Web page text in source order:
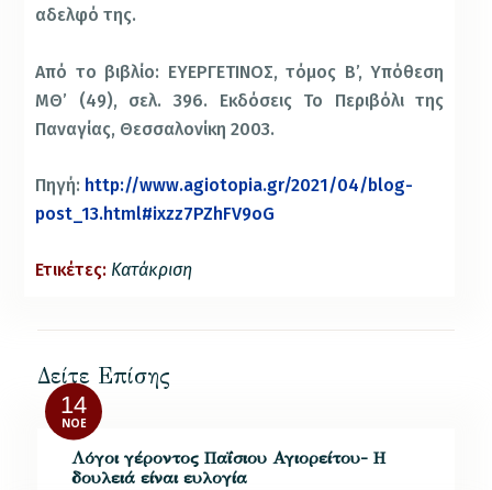
αδελφό της.
Από το βιβλίο: ΕΥΕΡΓΕΤΙΝΟΣ, τόμος Β’, Υπόθεση
ΜΘ’ (49), σελ. 396. Εκδόσεις Το Περιβόλι της
Παναγίας, Θεσσαλονίκη 2003.
Πηγή: http://www.agiotopia.gr/2021/04/blog-
post_13.html#ixzz7PZhFV9oG
Ετικέτες: Κατάκριση
Δείτε Επίσης
14
ΝΟΈ
Λόγοι γέροντος Παΐσιου Αγιορείτου- Η
δουλειά είναι ευλογία